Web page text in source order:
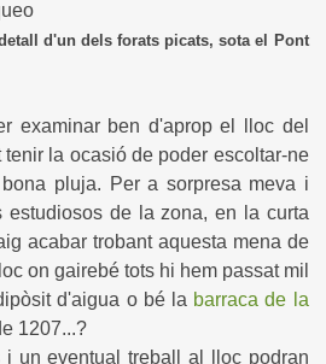
picats, sota el Pont
examinar ben d'aprop el lloc del
tenir la ocasió de poder escoltar-ne
pluja. Per a sorpresa meva i
estudiosos de la zona, en la curta
acabar trobant aquesta mena de
on gairebé tots hi hem passat mil
d'aigua o bé la barraca de la
1207...?
i un eventual treball al lloc podran